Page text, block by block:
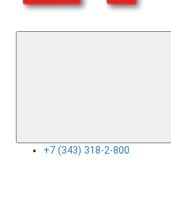
+7 (343) 318-2-800